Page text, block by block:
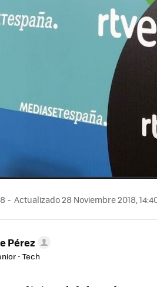
Actualizado 28 Noviembre 2018,
Pérez
- Tech